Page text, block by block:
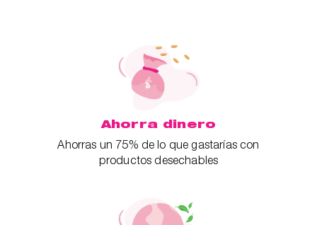
Ahorra dinero
Ahorras un 75% de lo que gastarías con
productos desechables